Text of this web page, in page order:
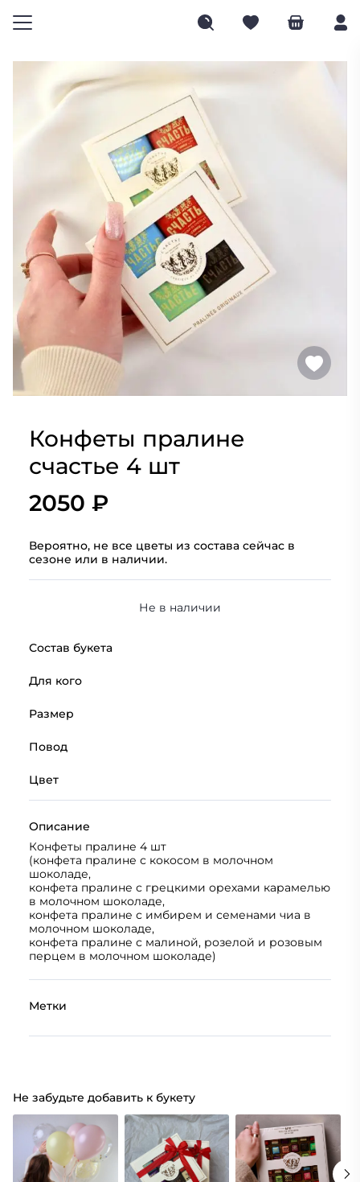
Конфеты пралине
счастье 4 шт
2050 ₽
Вероятно, не все цветы из состава сейчас в
сезоне или в наличии.
Не в наличии
Состав букета
Для кого
Размер
Повод
Цвет
Описание
Конфеты пралине 4 шт
(конфета пралине с кокосом в молочном
шоколаде,
конфета пралине с грецкими орехами карамелью
в молочном шоколаде,
конфета пралине с имбирем и семенами чиа в
молочном шоколаде,
конфета пралине с малиной, розелой и розовым
перцем в молочном шоколаде)
Метки
Не забудьте добавить к букету